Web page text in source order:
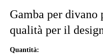
Gamba per
qualità per il
Quantità: